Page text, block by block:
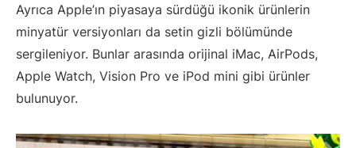
Ayrıca Apple’ın piyasaya sürdüğü ikonik ürünlerin
minyatür versiyonları da setin gizli bölümünde
sergileniyor. Bunlar arasında orijinal iMac, AirPods,
Apple Watch, Vision Pro ve iPod mini gibi ürünler
bulunuyor.